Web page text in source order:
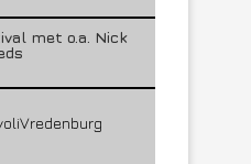
met o.a. Nick